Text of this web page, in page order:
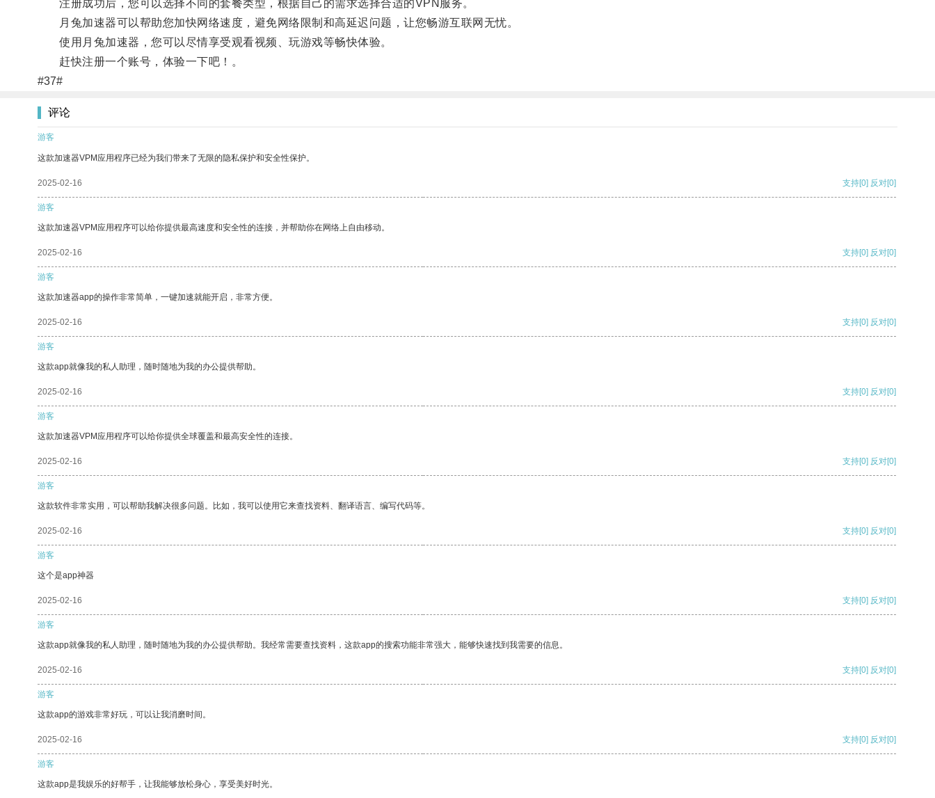
注册成功后，您可以选择不同的套餐类型，根据自己的需求选择合适的VPN服务。
月兔加速器可以帮助您加快网络速度，避免网络限制和高延迟问题，让您畅游互联网无忧。
使用月兔加速器，您可以尽情享受观看视频、玩游戏等畅快体验。
赶快注册一个账号，体验一下吧！。
#37#
评论
游客
这款加速器VPM应用程序已经为我们带来了无限的隐私保护和安全性保护。
2025-02-16 支持[0] 反对[0]
游客
这款加速器VPM应用程序可以给你提供最高速度和安全性的连接，并帮助你在网络上自由移动。
2025-02-16 支持[0] 反对[0]
游客
这款加速器app的操作非常简单，一键加速就能开启，非常方便。
2025-02-16 支持[0] 反对[0]
游客
这款app就像我的私人助理，随时随地为我的办公提供帮助。
2025-02-16 支持[0] 反对[0]
游客
这款加速器VPM应用程序可以给你提供全球覆盖和最高安全性的连接。
2025-02-16 支持[0] 反对[0]
游客
这款软件非常实用，可以帮助我解决很多问题。比如，我可以使用它来查找资料、翻译语言、编写代码等。
2025-02-16 支持[0] 反对[0]
游客
这个是app神器
2025-02-16 支持[0] 反对[0]
游客
这款app就像我的私人助理，随时随地为我的办公提供帮助。我经常需要查找资料，这款app的搜索功能非常强大，能够快速找到我需要的信息。
2025-02-16 支持[0] 反对[0]
游客
这款app的游戏非常好玩，可以让我消磨时间。
2025-02-16 支持[0] 反对[0]
游客
这款app是我娱乐的好帮手，让我能够放松身心，享受美好时光。